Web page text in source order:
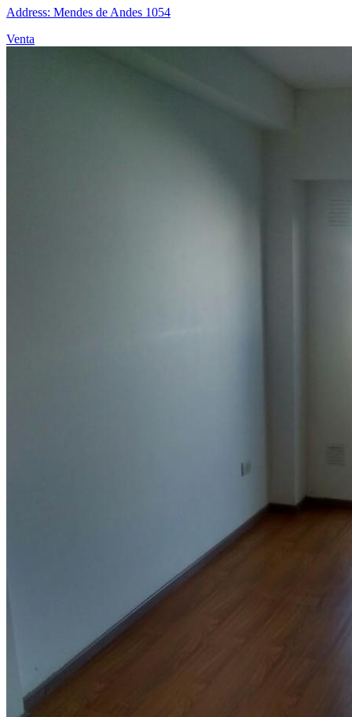
Address: Mendes de Andes 1054
Venta